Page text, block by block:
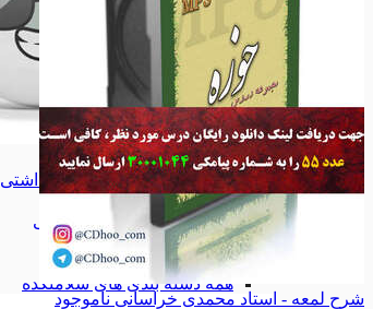
پیکسل پیکسل
آرایشی بهداشتی آرایشی بهداشتی
اقلام آرایشی اقلام آرایشی
اقلام بهداشتی
اقلام بهداشتی
داروی گیاهی داروی گیاهی
آرد و سویق
آرد و سویق
همه دسته بندی های سلامتکده
شرح لمعه - استاد محمدی خراسانی ناموجود